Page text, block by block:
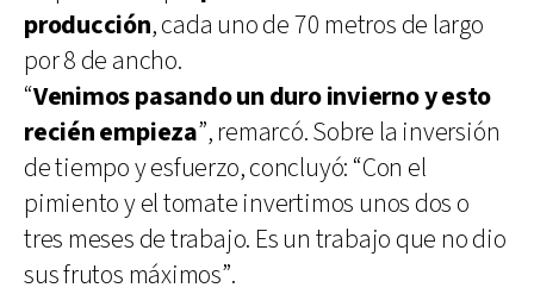
producción, cada uno de 70 metros de largo
por 8 de ancho.
“Venimos pasando un duro invierno y esto
recién empieza”, remarcó. Sobre la inversión
de tiempo y esfuerzo, concluyó: “Con el
pimiento y el tomate invertimos unos dos o
tres meses de trabajo. Es un trabajo que no dio
sus frutos máximos”.